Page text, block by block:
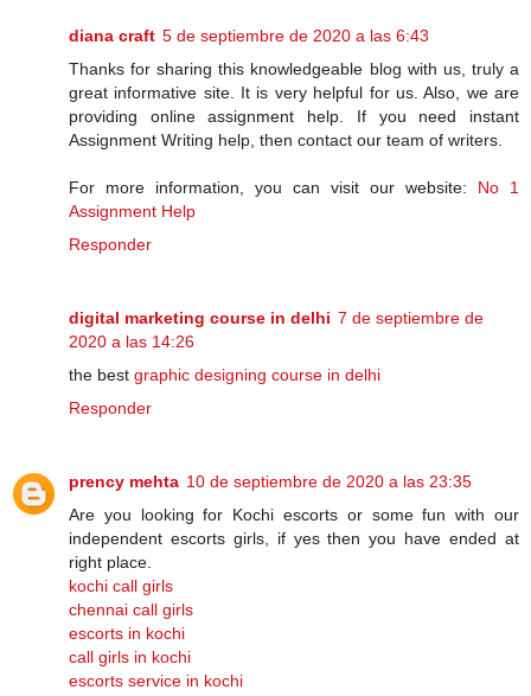
diana craft 5 de septiembre de 2020 a las 6:43
Thanks for sharing this knowledgeable blog with us, truly a
great informative site. It is very helpful for us. Also, we are
providing online assignment help. If you need instant
Assignment Writing help, then contact our team of writers.
For more information, you can visit our website: No 1
Assignment Help
Responder
digital marketing course in delhi 7 de septiembre de
2020 a las 14:26
the best graphic designing course in delhi
Responder
prency mehta 10 de septiembre de 2020 a las 23:35
Are you looking for Kochi escorts or some fun with our
independent escorts girls, if yes then you have ended at
right place.
kochi call girls
chennai call girls
escorts in kochi
call girls in kochi
escorts service in kochi